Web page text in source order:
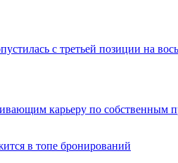
с третьей позиции на
карьеру по собственным
в топе бронирований